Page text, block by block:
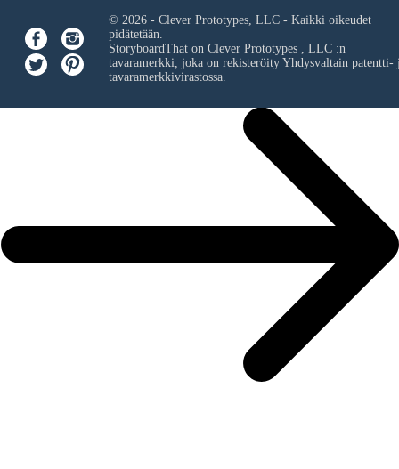
© 2026 - Clever Prototypes, LLC - Kaikki oikeudet
pidätetään.
StoryboardThat on Clever Prototypes , LLC:n
tavaramerkki, joka on rekisteröity Yhdysvaltain patentti-
tavaramerkkivirastossa.